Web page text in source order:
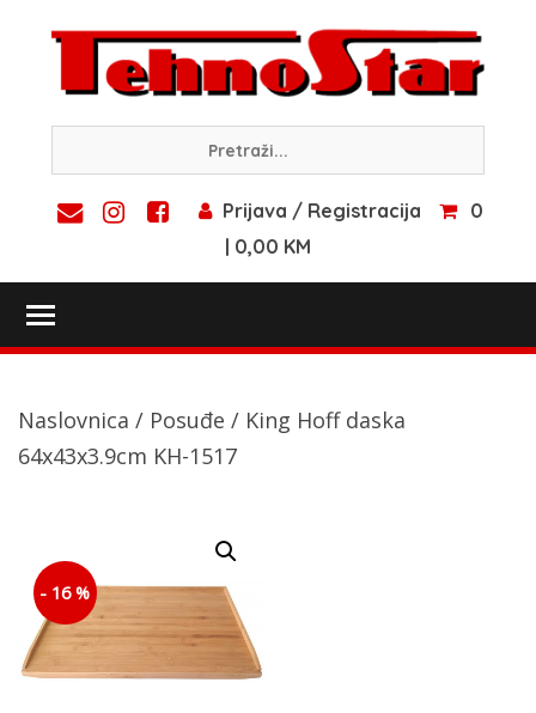
content
Prijava / Registracija
0
| 0,00 KM
Naslovnica / Posuđe / King Hoff daska
64x43x3.9cm KH-1517
- 16 %